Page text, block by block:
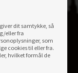
dit samtykke, så
eller fra
som
cookies til eller fra.
hvilket formål de